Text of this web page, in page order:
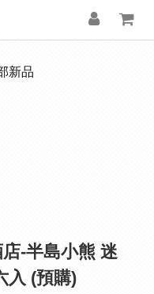
新品
店-半島小熊 迷
入 (預購)